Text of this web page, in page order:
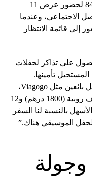
وأوضحت: “لقد بدأت في الصف بـ 84000 لحضور عرض 11
الاجتماعي، وعندما
إلى قائمة الانتظار
على تذاكر لحفلات
تأمينها.
وقالت: “تم شراء معظم التذاكر من قبل بائعين مثل Viagogo،
ويتم بيعها الآن بأسعار تتراوح بين 40 ألف روبية (1800 درهم) و12
من الأسهل بالنسبة لنا السفر
الموسيقي هناك.”